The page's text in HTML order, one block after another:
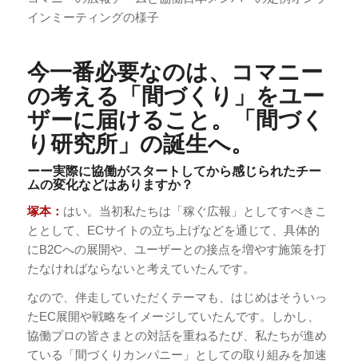
インミーティングの様子
今一番必要なのは、コマニー
の考える「間づくり」をユー
ザーに届けること。「間づく
り研究所」の誕生へ。
ーー実際に協働がスタートしてから感じられたチー
ムの変化などはありますか？
塚本： はい。当初私たちは「稼ぐ広報」としてすべきこ
ととして、ECサイトの立ち上げなどを通じて、具体的
にB2Cへの展開や、ユーザーとの接点を増やす施策を打
たなければならないと考えていたんです。
なので、伴走していただくテーマも、はじめはそういっ
たEC展開や戦略をイメージしていたんです。しかし、
協働プロの皆さまとの対話を重ねるたび、私たちが進め
ている「間づくりカンパニー」としての取り組みを加速